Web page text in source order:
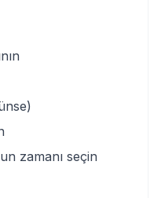
zamanı seçin